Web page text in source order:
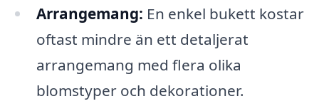
Arrangemang: En enkel bukett kostar
oftast mindre än ett detaljerat
arrangemang med flera olika
blomstyper och dekorationer.